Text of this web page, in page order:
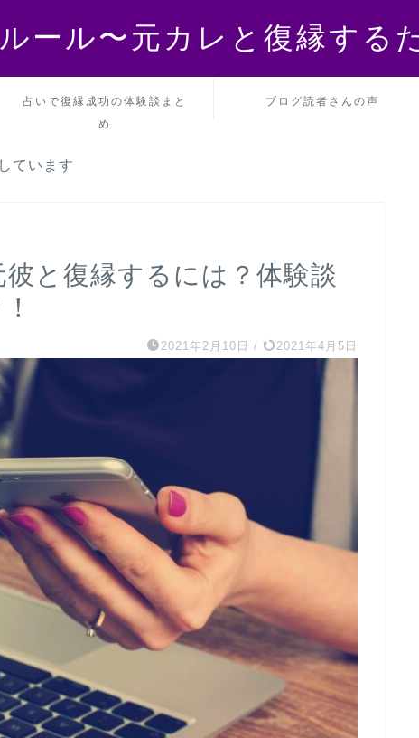
ール〜元カレと復縁する
占いで復縁成功の体験談まと
め
ブログ読者さんの声
ています
と復縁するには？体験談
2021年2月10日 / 2021年4月5日